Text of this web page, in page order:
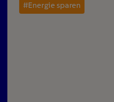
#Energie sparen